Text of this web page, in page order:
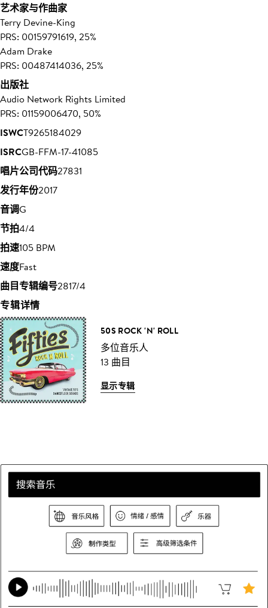
艺术家与作曲家
Terry Devine-King
PRS: 00159791619, 25%
Adam Drake
PRS: 00487414036, 25%
出版社
Audio Network Rights Limited
PRS: 01159006470, 50%
ISWCT9265184029
ISRCGB-FFM-17-41085
唱片公司代码27831
发行年份2017
音调G
节拍4/4
拍速105 BPM
速度Fast
曲目专辑编号2817/4
专辑详情
50S ROCK 'N' ROLL
多位音乐人
13 曲目
显示专辑